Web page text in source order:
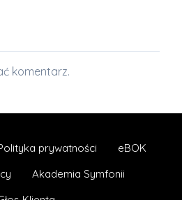
komentarz.
prywatności
eBOK
Akademia Symfonii